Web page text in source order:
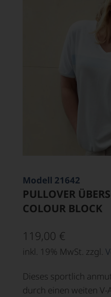
Modell 21642
PULLOVER
COLOUR BLOCK
119,00 €
inkl. 19% MwSt. zzgl.
Dieses sportlich
durch einen weiten